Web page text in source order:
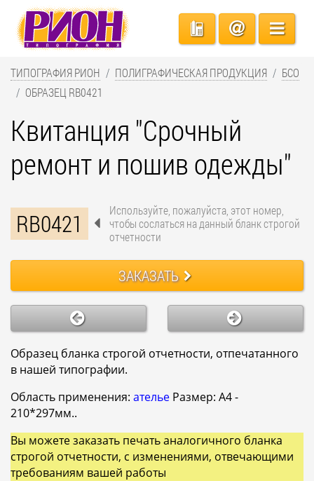
ТИПОГРАФИЯ РИОН ПОЛИГРАФИЧЕСКАЯ ПРОДУКЦИЯ
БСО
ОБРАЗЕЦ RB0421
Квитанция "Срочный
ремонт и пошив одежды"
RB0421
Используйте, пожалуйста, этот номер,
чтобы сослаться на данный бланк строгой
отчетности
ЗАКАЗАТЬ
Образец бланка строгой отчетности, отпечатанного
в нашей типографии.
Область применения: ателье Размер: A4 -
210*297мм..
Вы можете заказать печать аналогичного бланка
строгой отчетности, с изменениями, отвечающими
требованиям вашей работы